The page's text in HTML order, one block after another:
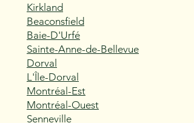
Kirkland
Beaconsfield
Baie-D'Urfé
Sainte-Anne-de-Bellevue
Dorval
L'Île-Dorval
Montréal-Est
Montréal-Ouest
Senneville